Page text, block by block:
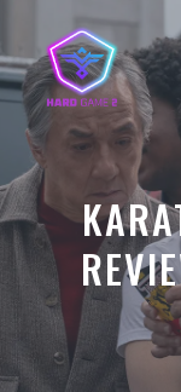
al
contenido